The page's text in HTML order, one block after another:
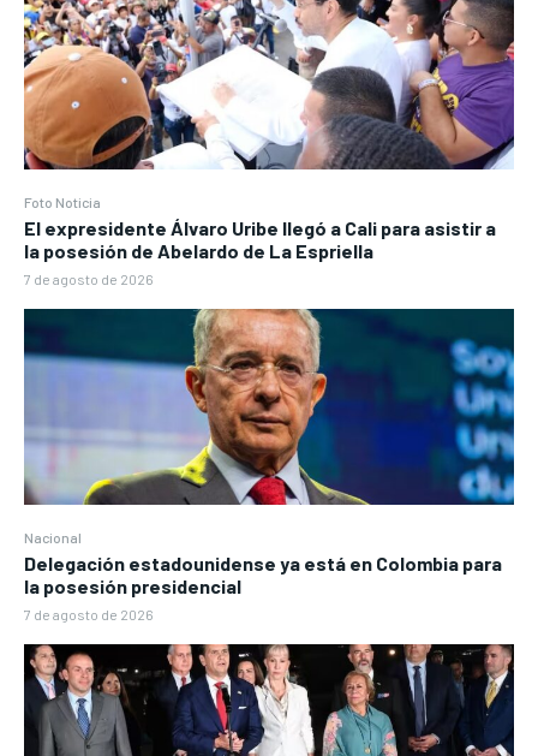
Foto Noticia
El expresidente Álvaro Uribe llegó a Cali para asistir a
la posesión de Abelardo de La Espriella
7 de agosto de 2026
Nacional
Delegación estadounidense ya está en Colombia para
la posesión presidencial
7 de agosto de 2026